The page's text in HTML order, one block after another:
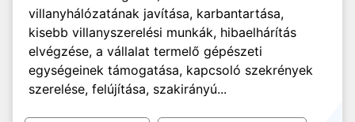
villanyhálózatának javítása, karbantartása,
kisebb villanyszerelési munkák, hibaelhárítás
elvégzése, a vállalat termelő gépészeti
egységeinek támogatása, kapcsoló szekrények
szerelése, felújítása, szakirányú...